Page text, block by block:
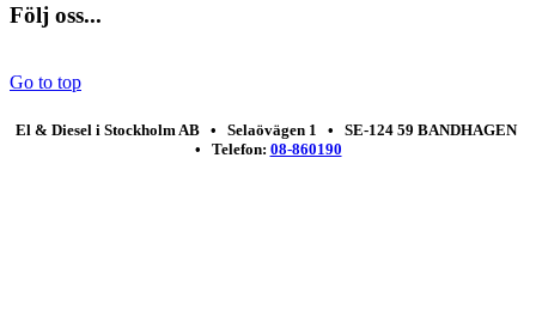
Följ oss...
Go to top
El & Diesel i Stockholm AB • Selaövägen 1 • SE-124 59 BANDHAGEN
• Telefon: 08-860190